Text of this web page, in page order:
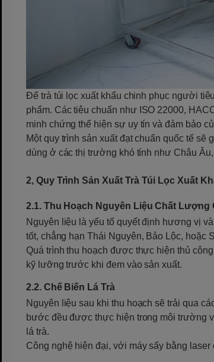
Để trà túi lọc xuất khẩu chinh phục người
phẩm. Các tiêu chuẩn như ISO 22000,
minh chứng thể hiện sự uy tín và đảm bảo
Một quy trình sản xuất đạt chuẩn quốc tế
dùng ở các thị trường khó tính như Châu
2, Quy Trình Sản Xuất Trà Túi Lọc Xuất
2.1. Thu Hoạch Nguyên Liệu Chất Lượng
Nguyên liệu là yếu tố quyết định hương vị
tốt, chẳng hạn Thái Nguyên, Bảo Lộc,
Quá trình thu hoạch được thực hiện thủ
kỹ lưỡng trước khi đem vào sản xuất.
2.2. Chế Biến Lá Trà
Nguyên liệu sau khi thu hoạch sẽ trải qua
bước đều được thực hiện trong môi trường
lá trà.
Công nghệ hiện đại, với máy sấy bằng